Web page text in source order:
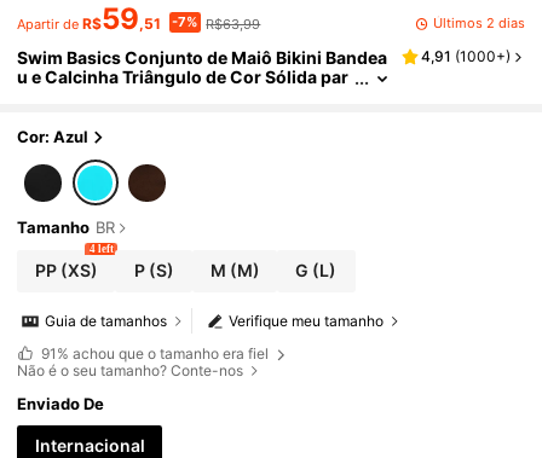
Apartir de R$59,51 -7% R$63,99 Últimos 2 dias
Swim Basics Conjunto de Maiô Bikini Bandea
u e Calcinha Triângulo de Cor Sólida par
4,91 (1000+)
Cor: Azul
Tamanho BR
PP(XS)
4 left
P(S) M (M) G (L)
Verifique meu tamanho
Guia de tamanhos
91% achou que o tamanho era fiel
Não é o seu tamanho? Conte-nos
Enviado De
Internacional